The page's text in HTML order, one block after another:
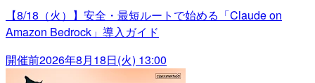
【8/18（火）】安全・最短ルートで始める「Claude on
Amazon Bedrock」導入ガイド
開催前2026年8月18日(火) 13:00